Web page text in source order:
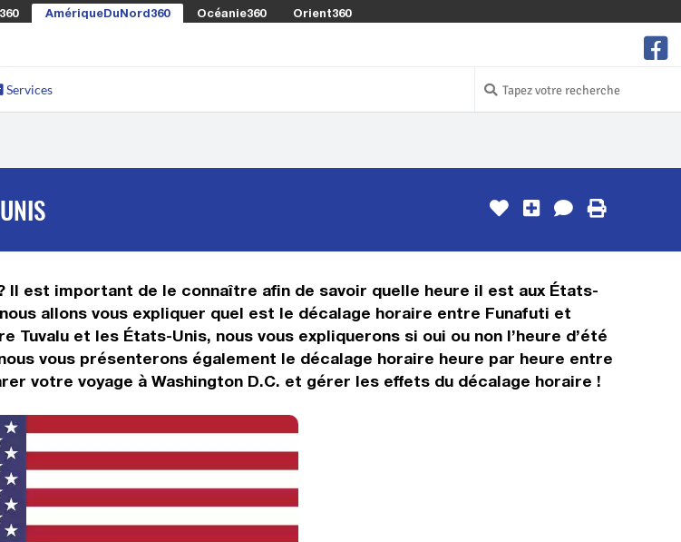
AmériqueDuNord360 Océanie360 Orient360
Services
est important de le connaître afin de savoir quelle heure il est aux États-
allons vous expliquer quel est le décalage horaire entre Funafuti et
et les États-Unis, nous vous expliquerons si oui ou non l’heure d’été
vous présenterons également le décalage horaire heure par heure entre
votre voyage à Washington D.C. et gérer les effets du décalage horaire !